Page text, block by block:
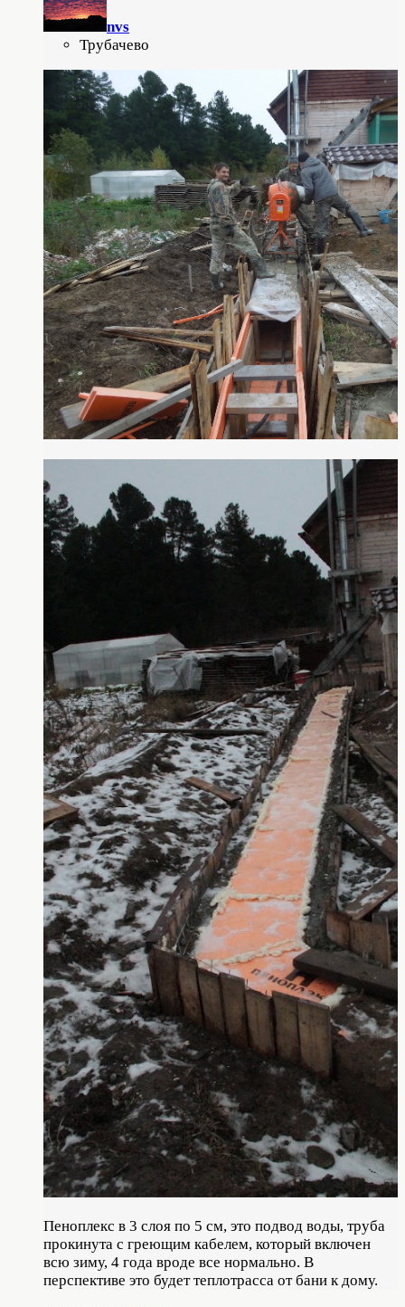
nvs
Трубачево
Пеноплекс в 3 слоя по 5 см, это подвод воды, труба
прокинута с греющим кабелем, который включен
всю зиму, 4 года вроде все нормально. В
перспективе это будет теплотрасса от бани к дому.